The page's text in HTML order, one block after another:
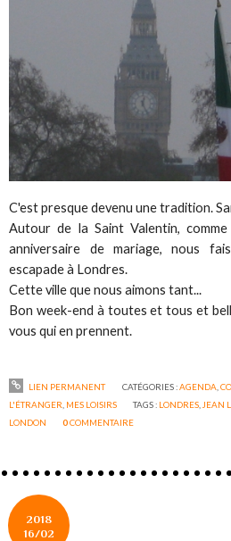
C'est presque devenu une tradition.
Autour de la Saint Valentin,
anniversaire de mariage, nous
escapade à Londres.
Cette ville que nous aimons tant...
Bon week-end à toutes et tous et
vous qui en prennent.
LIEN PERMANENT CATÉGORIES :AGENDA
L'ÉTRANGER MES LOISIRS TAGS : LONDRES JEAN
LONDON
0COMMENTAIRE
2018
16/02